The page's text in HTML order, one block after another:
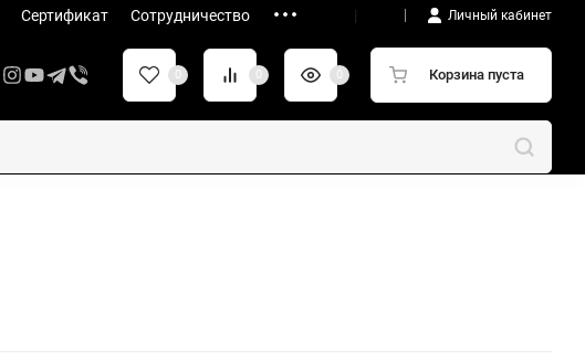
Сертификат Сотрудничество | Личный кабинет
0 0 0 Корзина пуста